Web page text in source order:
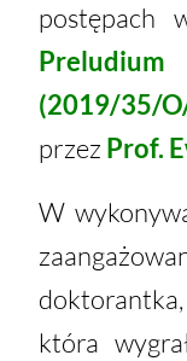
postępach
(2019/35/
przez Prof.
W
doktorantka,
która